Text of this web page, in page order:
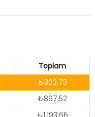
Toplam
₺303,73
₺897,52
₺1.193,66